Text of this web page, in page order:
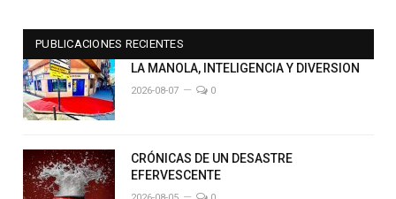
PUBLICACIONES RECIENTES
LA MANOLA, INTELIGENCIA Y DIVERSION
2026-08-07 0
CRÓNICAS DE UN DESASTRE
EFERVESCENTE